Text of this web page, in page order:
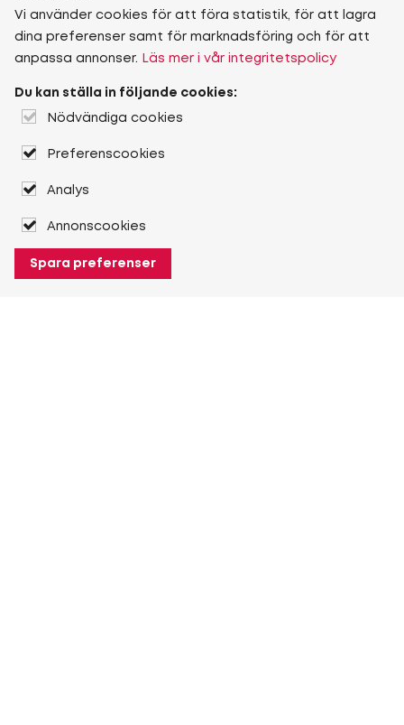
Vi använder cookies för att föra statistik, för att lagra
dina preferenser samt för marknadsföring och för att
anpassa annonser.
Läs mer i vår integritetspolicy
Du kan ställa in följande cookies:
Nödvändiga cookies
Preferenscookies
Analys
Annonscookies
Spara preferenser